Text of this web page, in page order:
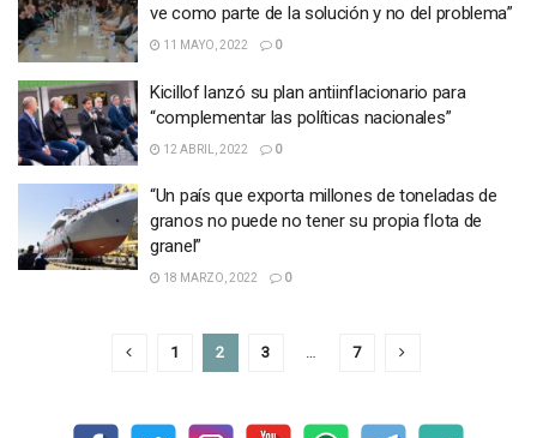
ve como parte de la solución y no del problema”
11 MAYO, 2022 0
Kicillof lanzó su plan antiinflacionario para
“complementar las políticas nacionales”
12 ABRIL, 2022 0
“Un país que exporta millones de toneladas de
granos no puede no tener su propia flota de
granel”
18 MARZO, 2022 0
1 2 3 … 7